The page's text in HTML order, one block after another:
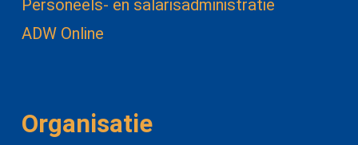
Personeels- en salarisadministratie
ADW Online
Organisatie